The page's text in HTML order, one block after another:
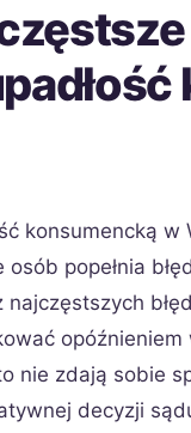
konsumencką
osób popełnia
nie zdają sobie
decyzji